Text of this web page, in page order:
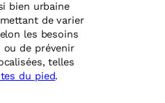
bien urbaine
de varier
les besoins
ou de prévenir
telles
du pied.